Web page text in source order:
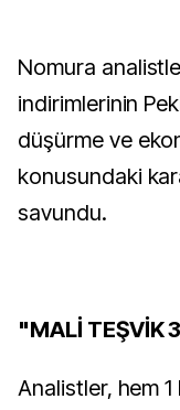
Nomura analistleri, Çin'in son kredi faiz
indirimlerinin
düşürme ve
konusundaki
savundu.
"MALİ TEŞVİK
Analistler, hem 1